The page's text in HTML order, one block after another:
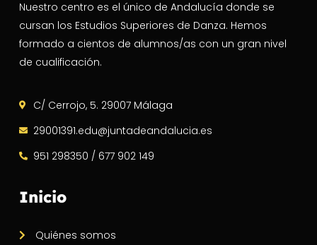
Nuestro centro es el único de Andalucía donde se
cursan los Estudios Superiores de Danza. Hemos
formado a cientos de alumnos/as con un gran nivel
de cualificación.
C/ Cerrojo, 5. 29007 Málaga
29001391.edu@juntadeandalucia.es
951 298350 / 677 902 149
Inicio
Quiénes somos